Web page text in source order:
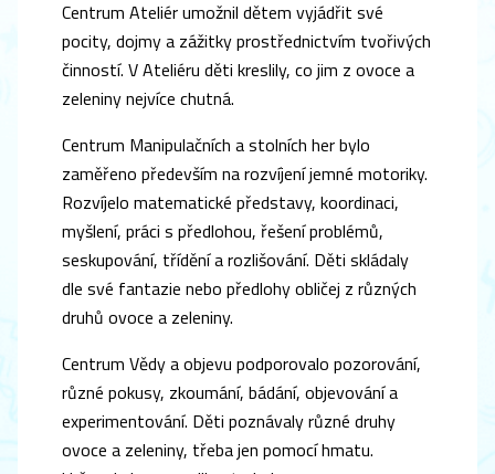
Centrum Ateliér umožnil dětem vyjádřit své
pocity, dojmy a zážitky prostřednictvím tvořivých
činností. V Ateliéru děti kreslily, co jim z ovoce a
zeleniny nejvíce chutná.
Centrum Manipulačních a stolních her bylo
zaměřeno především na rozvíjení jemné motoriky.
Rozvíjelo matematické představy, koordinaci,
myšlení, práci s předlohou, řešení problémů,
seskupování, třídění a rozlišování. Děti skládaly
dle své fantazie nebo předlohy obličej z různých
druhů ovoce a zeleniny.
Centrum Vědy a objevu podporovalo pozorování,
různé pokusy, zkoumání, bádání, objevování a
experimentování. Děti poznávaly různé druhy
ovoce a zeleniny, třeba jen pomocí hmatu.